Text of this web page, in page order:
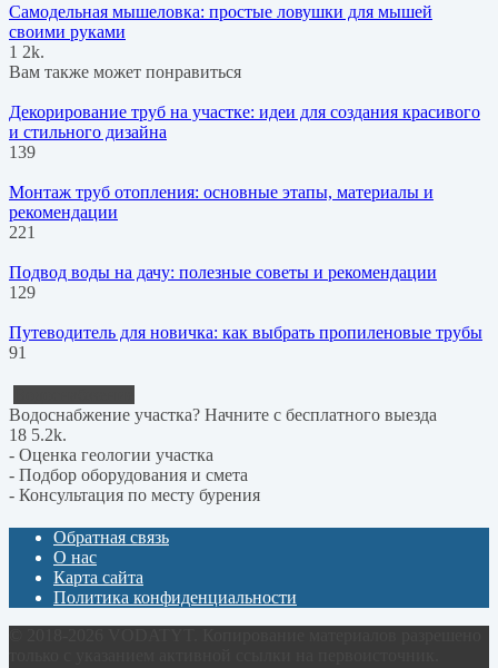
Самодельная мышеловка: простые ловушки для мышей
своими руками
1 2k.
Вам также может понравиться
Декорирование труб на участке: идеи для создания красивого
и стильного дизайна
139
Монтаж труб отопления: основные этапы, материалы и
рекомендации
221
Подвод воды на дачу: полезные советы и рекомендации
129
Путеводитель для новичка: как выбрать пропиленовые трубы
91
Водоснабжение участка? Начните с бесплатного выезда
18 5.2k.
- Оценка геологии участка
- Подбор оборудования и смета
- Консультация по месту бурения
Обратная связь
О нас
Карта сайта
Политика конфиденциальности